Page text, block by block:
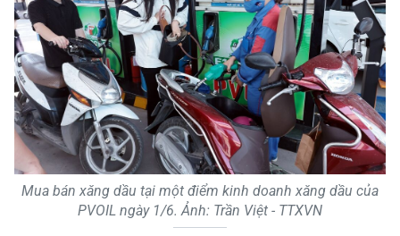
Mua bán xăng dầu tại một điểm kinh doanh xăng dầu của
PVOIL ngày 1/6. Ảnh: Trần Việt - TTXVN